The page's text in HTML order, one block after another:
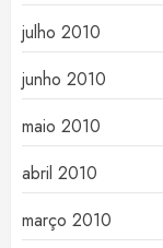
julho 2010
junho 2010
maio 2010
abril 2010
março 2010